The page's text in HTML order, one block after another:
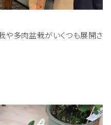
や多肉盆栽がいくつも展開さ